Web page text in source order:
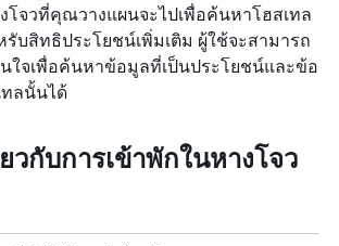
โจวที่คุณวางแผนจะไปเพื่อค้นหาโฮสเทล
รับสิทธิประโยชน์เพิ่มเติม ผู้ใช้จะสามารถ
ใจเพื่อค้นหาข้อมูลที่เป็นประโยชน์และข้อ
ทลนั้นได้
วกับการเข้าพักในหางโจว